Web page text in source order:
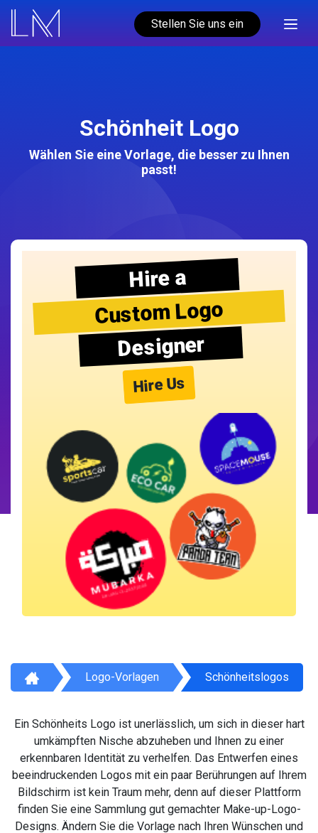
Stellen Sie uns ein
Schönheit Logo
Wählen Sie eine Vorlage, die besser zu Ihnen
passt!
Hire a
Custom Logo
Designer
Hire Us
Logo-Vorlagen Schönheitslogos
Ein Schönheits Logo ist unerlässlich, um sich in dieser hart
umkämpften Nische abzuheben und Ihnen zu einer
erkennbaren Identität zu verhelfen. Das Entwerfen eines
beeindruckenden Logos mit ein paar Berührungen auf Ihrem
Bildschirm ist kein Traum mehr, denn auf dieser Plattform
finden Sie eine Sammlung gut gemachter Make-up-Logo-
Designs. Ändern Sie die Vorlage nach Ihren Wünschen und